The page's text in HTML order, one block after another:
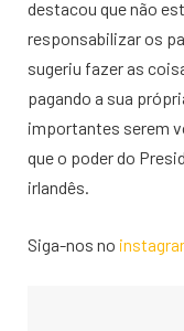
destacou que não
responsabilizar os
sugeriu fazer as
pagando a sua
importantes serem
que o poder do
irlandês.
Siga-nos no